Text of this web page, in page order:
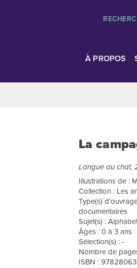
À PROPOS
La
Langue au chat,
Illustrations de :
Collection : Les
Type(s)
documentaires
Sujet(s) :
Âges : 0 à 3 ans
Sélection(s) : -
Nombre de
ISBN :